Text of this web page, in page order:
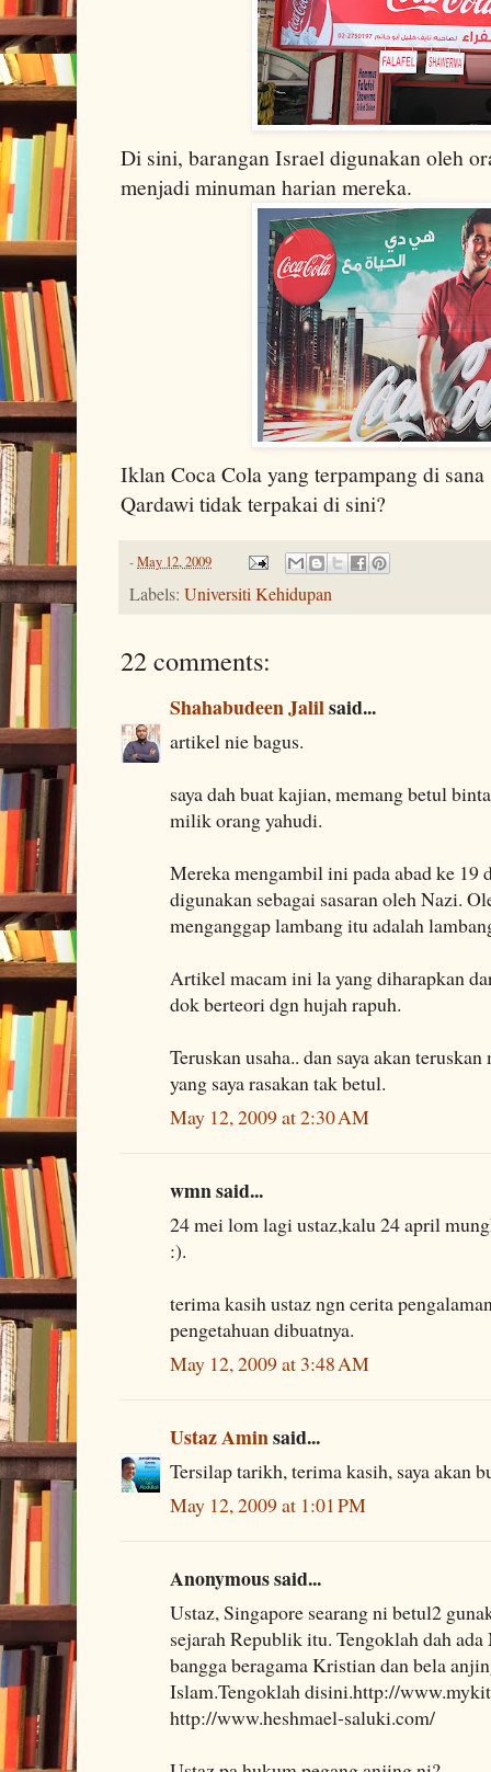
Di sini, barangan Israel digunakan oleh
menjadi minuman harian mereka.
Iklan Coca Cola yang terpampang di
Qardawi tidak terpakai di sini?
-May 12, 2009
Labels: Universiti Kehidupan
22 comments:
Shahabudeen Jalilsaid...
artikel nie bagus.
saya dah buat kajian, memang betul
milik orang yahudi.
Mereka mengambil ini pada abad ke 19
digunakan sebagai sasaran oleh Nazi.
menganggap lambang itu adalah
Artikel macam ini la yang diharapkan
dok berteori dgn hujah rapuh.
Teruskan usaha.. dan saya akan
yang saya rasakan tak betul.
May 12, 2009 at 2:30 AM
wmn said...
24 mei lom lagi ustaz,kalu 24 april
:).
terima kasih ustaz ngn cerita
pengetahuan dibuatnya.
May 12, 2009 at 3:48 AM
Ustaz Aminsaid...
Tersilap tarikh, terima kasih, saya akan
May 12, 2009 at 1:01 PM
Anonymous said...
Ustaz, Singapore searang ni betul2
sejarah Republik itu. Tengoklah dah
bangga beragama Kristian dan bela
Islam.Tengoklah disini.http://
http://www.heshmael-saluki.com/